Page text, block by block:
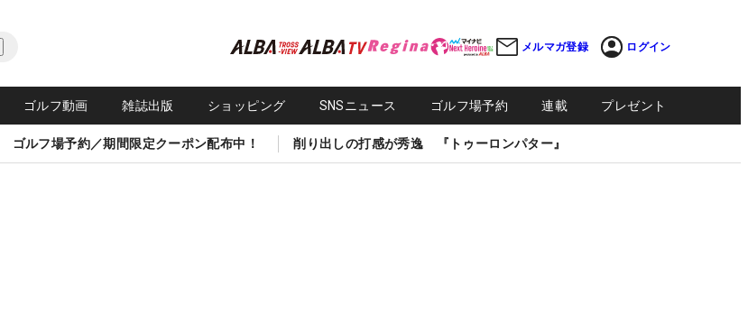
メルマガ登録 ログイン
ゴルフ動画 雑誌出版 ショッピング SNSニュース ゴルフ場予約 連載 プレゼント
ゴルフ場予約／期間限定クーポン配布中！ 削り出しの打感が秀逸 『トゥーロンパター』